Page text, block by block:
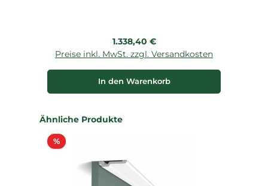
Regulärer Preis:
1.338,40 €
Preise inkl. MwSt. zzgl. Versandkosten
In den Warenkorb
Produktgalerie überspringen
Ähnliche Produkte
%Rabatt